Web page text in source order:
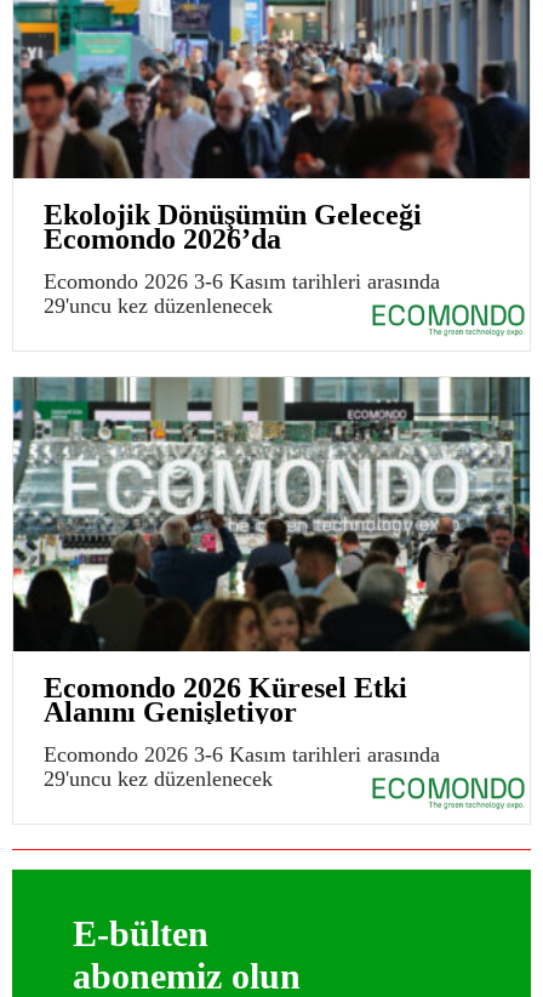
Ekolojik Dönüşümün Geleceği
Ecomondo 2026’da
Ecomondo 2026 3-6 Kasım tarihleri arasında
29'uncu kez düzenlenecek
Ecomondo 2026 Küresel Etki
Alanını Genişletiyor
Ecomondo 2026 3-6 Kasım tarihleri arasında
29'uncu kez düzenlenecek
E-bülten
abonemiz olun